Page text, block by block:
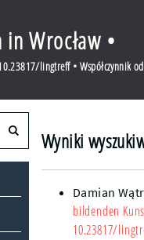
Wrocław •
lingtreff • Współczynnik
Wyniki
Damian
bildenden
10.23817/